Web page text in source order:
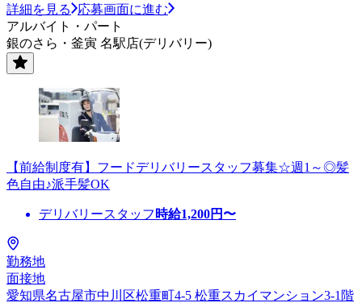
詳細を見る
応募画面に進む
アルバイト・パート
銀のさら・釜寅 名駅店(デリバリー)
【前給制度有】フードデリバリースタッフ募集☆週1～◎髪
色自由♪派手髪OK
デリバリースタッフ 時給1,200円〜
勤務地
面接地
愛知県名古屋市中川区松重町4-5 松重スカイマンション3-1階